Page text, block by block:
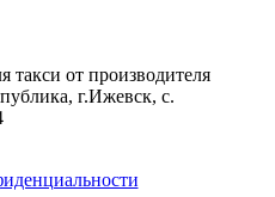
от производителя
г.Ижевск, с.